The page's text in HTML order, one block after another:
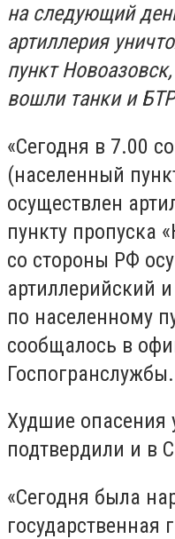
на следующий
артиллерия
пункт
вошли танки и
«Сегодня в 7.00
(населенный
осуществлен
пункту пропуска
со стороны РФ
артиллерийский
по населенному
сообщалось в
Госпогранслужбы.
Худшие опасения
подтвердили и в
«Сегодня была
государственная